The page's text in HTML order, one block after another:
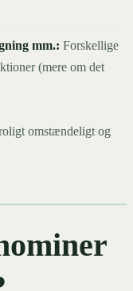
mm.: Forskellige
(mere om det
omstændeligt og